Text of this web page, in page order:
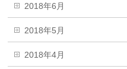
2018年6月
2018年5月
2018年4月